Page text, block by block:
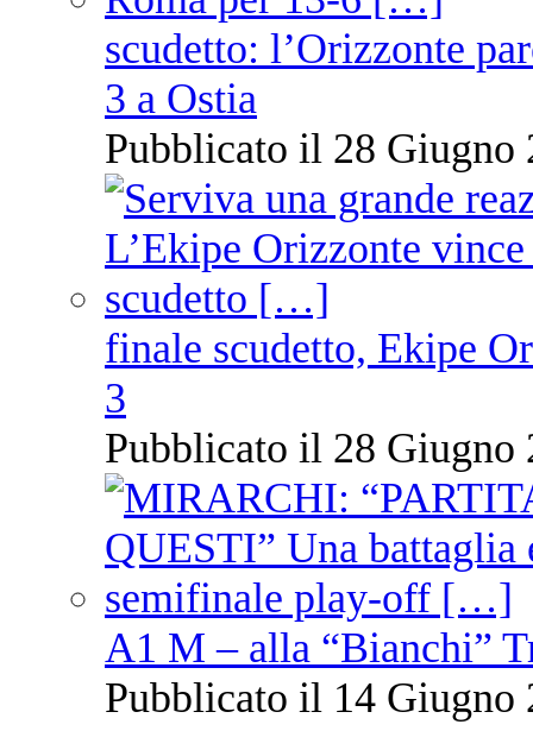
scudetto: l’Orizzonte
3 a Ostia
Pubblicato il 28 Giugno
finale scudetto, Ekipe
3
Pubblicato il 28 Giugno
A1 M – alla “Bianchi”
Pubblicato il 14 Giugno